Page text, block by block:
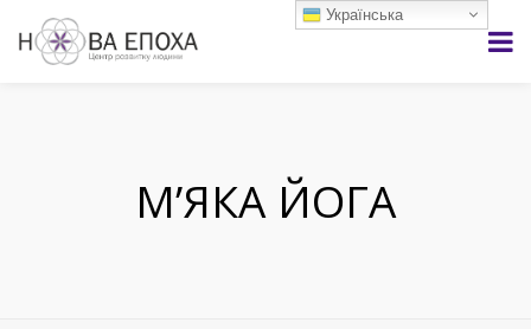
М’ЯКА ЙОГА
Українська